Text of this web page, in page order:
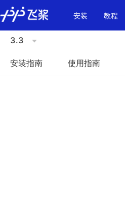
\u200E
安装
教程
3.3
安装指南 使用指南